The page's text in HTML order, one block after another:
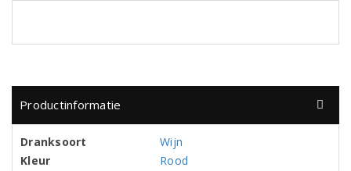
Productinformatie
Dranksoort
Wijn
Kleur
Rood